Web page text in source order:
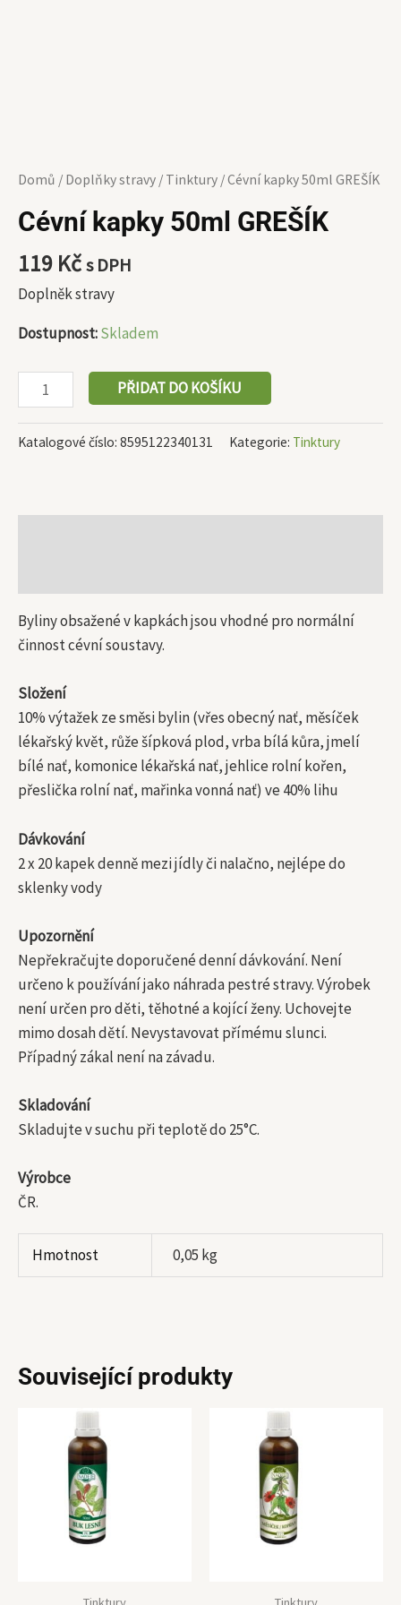
Domů / Doplňky stravy / Tinktury / Cévní kapky 50ml GREŠÍK
Cévní kapky 50ml GREŠÍK
119 Kčs DPH
Doplněk stravy
Dostupnost:Skladem
PŘIDAT DO KOŠÍKU
Katalogové číslo: 8595122340131 Kategorie: Tinktury
Byliny obsažené v kapkách jsou vhodné pro normální
činnost cévní soustavy.
Složení
10% výtažek ze směsi bylin (vřes obecný nať, měsíček
lékařský květ, růže šípková plod, vrba bílá kůra, jmelí
bílé nať, komonice lékařská nať, jehlice rolní kořen,
přeslička rolní nať, mařinka vonná nať) ve 40% lihu
Dávkování
2 x 20 kapek denně mezi jídly či nalačno, nejlépe do
sklenky vody
Upozornění
Nepřekračujte doporučené denní dávkování. Není
určeno k používání jako náhrada pestré stravy. Výrobek
není určen pro děti, těhotné a kojící ženy. Uchovejte
mimo dosah dětí. Nevystavovat přímému slunci.
Případný zákal není na závadu.
Skladování
Skladujte v suchu při teplotě do 25°C.
Výrobce
ČR.
Hmotnost 0,05 kg
Související produkty